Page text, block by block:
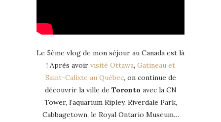
Le 5ème vlog de mon séjour au Canada est là
! Après avoir visité Ottawa, Gatineau et
Saint-Calixte au Québec, on continue de
découvrir la ville de Toronto avec la CN
Tower, l’aquarium Ripley, Riverdale Park,
Cabbagetown, le Royal Ontario Museum…